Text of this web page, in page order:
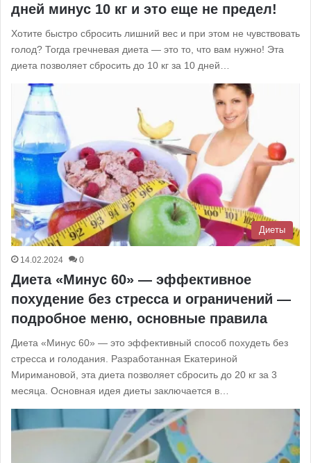
дней минус 10 кг и это еще не предел!
Хотите быстро сбросить лишний вес и при этом не чувствовать
голод? Тогда гречневая диета — это то, что вам нужно! Эта
диета позволяет сбросить до 10 кг за 10 дней…
Диеты
14.02.2024 0
Диета «Минус 60» — эффективное
похудение без стресса и ограничений —
подробное меню, основные правила
Диета «Минус 60» — это эффективный способ похудеть без
стресса и голодания. Разработанная Екатериной
Миримановой, эта диета позволяет сбросить до 20 кг за 3
месяца. Основная идея диеты заключается в…